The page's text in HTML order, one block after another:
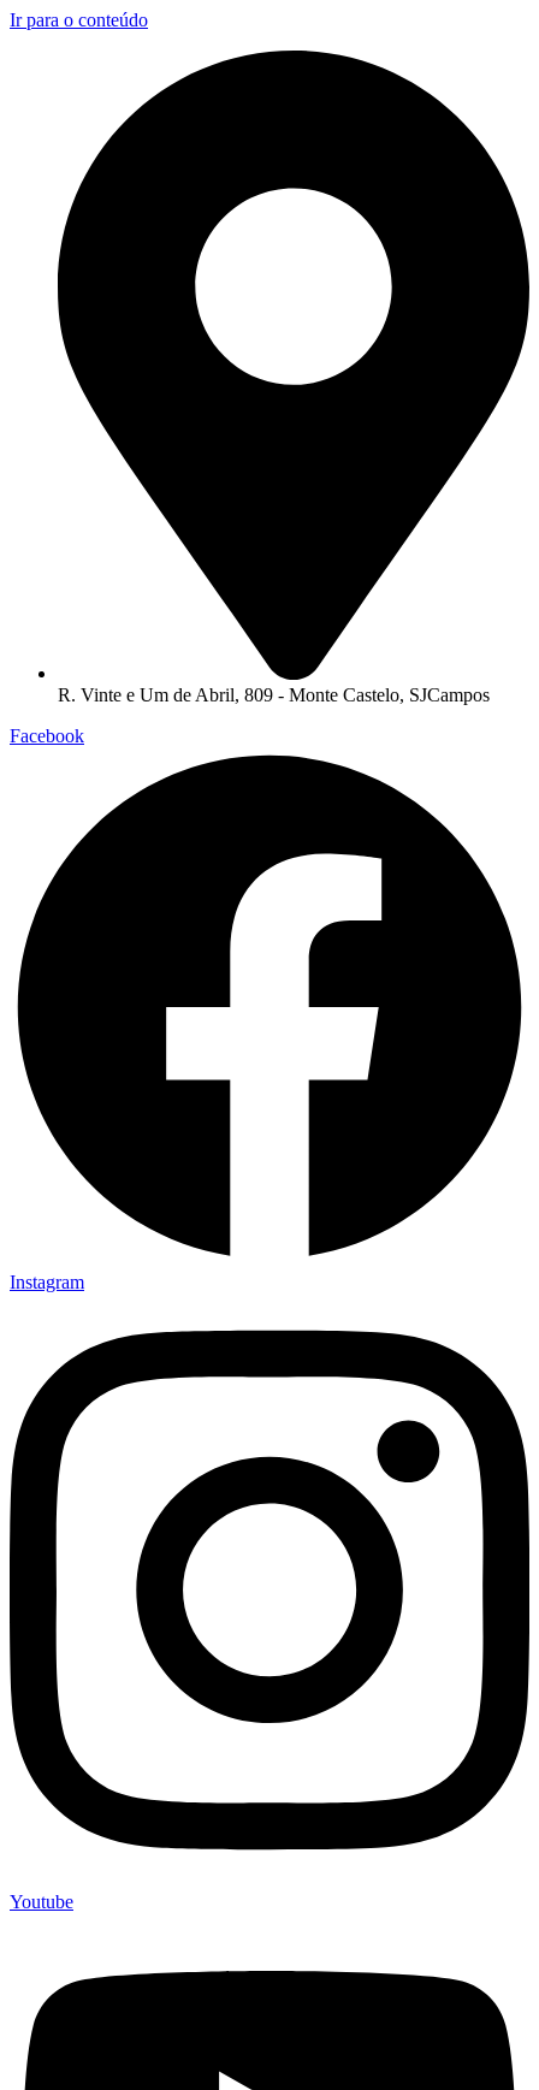
Ir para o conteúdo
R. Vinte e Um de Abril, 809 - Monte Castelo, SJCampos
Facebook
Instagram
Youtube